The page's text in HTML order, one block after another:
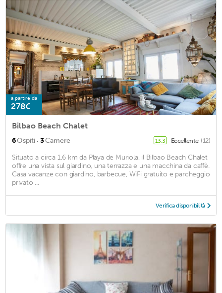
a partire da
278€
Bilbao Beach Chalet
6Ospiti · 3Camere 13,3 Eccellente (12)
Situato a circa 1,6 km da Playa de Muriola, il Bilbao Beach Chalet
offre una vista sul giardino, una terrazza e una macchina da caffè.
Casa vacanze con giardino, barbecue, WiFi gratuito e parcheggio
privato ...
Verifica disponibilità